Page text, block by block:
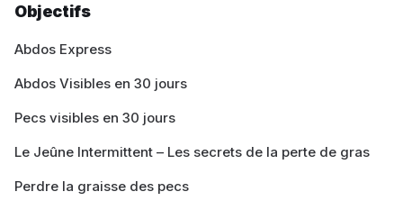
Objectifs
Abdos Express
Abdos Visibles en 30 jours
Pecs visibles en 30 jours
Le Jeûne Intermittent – Les secrets de la perte de gras
Perdre la graisse des pecs